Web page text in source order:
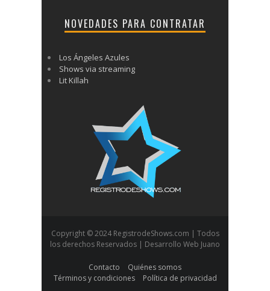
NOVEDADES PARA CONTRATAR
Los Ángeles Azules
Shows via streaming
Lit Killah
Copyright © 2024 RegistrodeShows.com | Todos
los derechos Reservados | Desarrollo Web Juano
Contacto
Quiénes somos
Términos y condiciones
Política de privacidad